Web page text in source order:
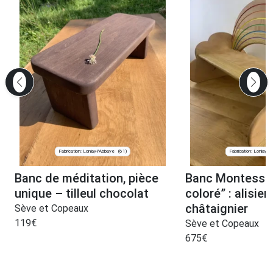
Fabrication: Lonlay-l'Abbaye (61)
Banc de méditation, pièce
unique – tilleul chocolat
Sève et Copeaux
119€
Fabrication: Lonlay-
Banc
coloré” : alisier
châtaignier
Sève et Copeaux
675€